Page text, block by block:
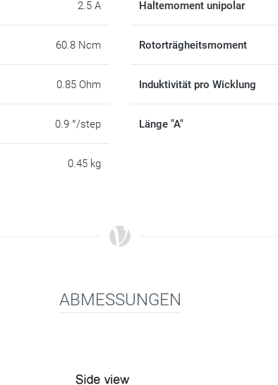
2.5 A
60.8 Ncm
0.85 Ohm
0.9 °/step
0.45 kg
Haltemoment unipolar
Rotorträgheitsmoment
Induktivität pro Wicklung
Länge "A"
ABMESSUNGEN